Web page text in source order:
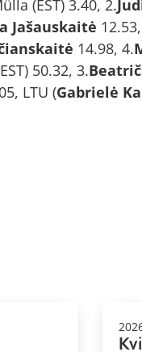
(EST) 3.40, 2.
Jašauskaitė
14.98, 4.
50.32, 3.
LTU (Gabrielė